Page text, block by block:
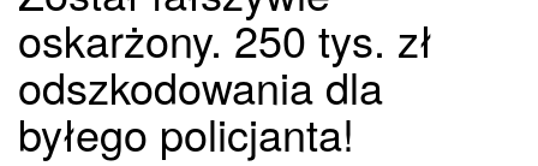
oskarżony. 250 tys. zł
odszkodowania dla
byłego policjanta!